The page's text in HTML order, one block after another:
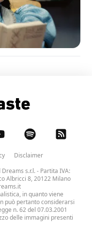
Disclaimer
s.r.l.- Partita IVA:
Albricci 8, 20122 Milano
in quanto viene
può pertanto considerarsi
n. 62 del 07.03.2001
delle immagini presenti